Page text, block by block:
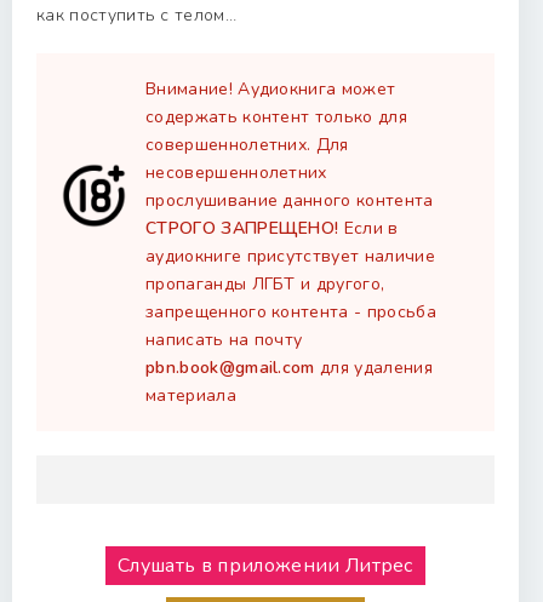
как поступить с телом…
Внимание! Аудиокнига может
содержать контент только для
совершеннолетних. Для
несовершеннолетних
прослушивание данного контента
СТРОГО ЗАПРЕЩЕНО! Если в
аудиокниге присутствует наличие
пропаганды ЛГБТ и другого,
запрещенного контента - просьба
написать на почту
pbn.book@gmail.com для удаления
материала
Слушать в приложении Литрес